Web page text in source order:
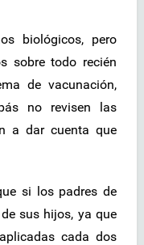
biológicos, pero
sobre todo recién
de vacunación,
no revisen las
a dar cuenta que
si los padres de
sus hijos, ya que
cada dos